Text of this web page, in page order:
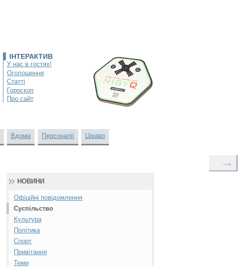
ІНТЕРАКТИВ
У нас в гостях!
Оголошення
Статті
Гороскоп
Про сайт
Вдома Персоналії Цікаво
→
НОВИНИ
Офіційні повідомлення
Суспільство
Культура
Політика
Спорт
Привітання
Теми